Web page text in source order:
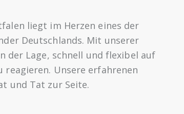
liegt im Herzen eines der
Deutschlands. Mit unserer
der Lage, schnell und flexibel auf
reagieren. Unsere erfahrenen
und Tat zur Seite.